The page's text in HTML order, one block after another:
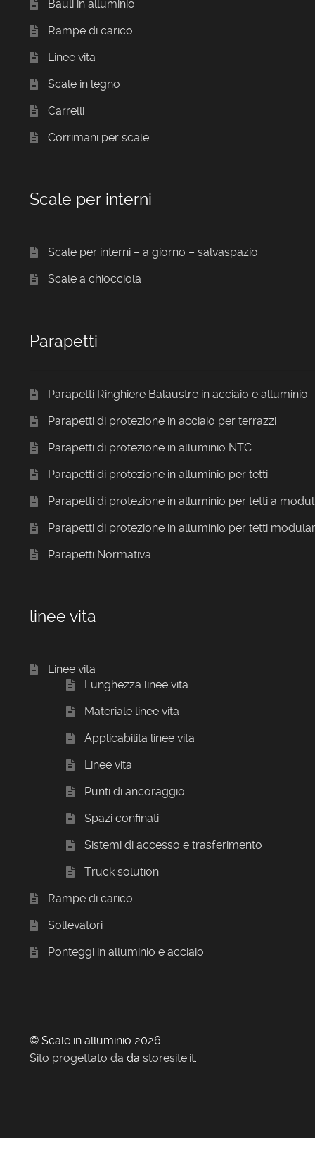
Bauli in alluminio
Rampe di carico
Linee vita
Scale in legno
Carrelli
Corrimani per scale
Scale per interni
Scale per interni – a giorno – salvaspazio
Scale a chiocciola
Parapetti
Parapetti Ringhiere Balaustre in acciaio e alluminio
Parapetti di protezione in acciaio per terrazzi
Parapetti di protezione in alluminio NTC
Parapetti di protezione in alluminio per tetti
Parapetti di protezione in alluminio per tetti a
Parapetti di protezione in alluminio per tetti
Parapetti Normativa
linee vita
Linee vita
Lunghezza linee vita
Materiale linee vita
Applicabilita linee vita
Linee vita
Punti di ancoraggio
Spazi confinati
Sistemi di accesso e trasferimento
Truck solution
Rampe di carico
Sollevatori
Ponteggi in alluminio e acciaio
© Scale in alluminio 2026
Sito progettato da da storesite.it.